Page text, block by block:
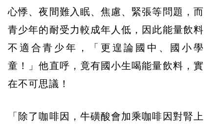
心悸、夜間難入眠、焦慮、緊張等問題，而
青少年的耐受力較成年人低，因此能量飲料
不適合青少年，「更遑論國中、國小學
童！」他直呼，竟有國小生喝能量飲料，實
在不可思議！
「除了咖啡因，牛磺酸會加乘咖啡因對腎上